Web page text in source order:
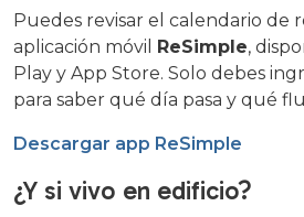
Puedes revisar el calendario de
aplicación móvil ReSimple,
Play y App Store. Solo debes
para saber qué día pasa y qué
Descargar app ReSimple
¿Y si vivo en edificio?